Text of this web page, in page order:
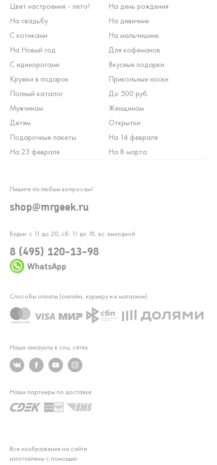
Цвет настроения - лето!
На день рождения
На свадьбу
На девичник
С котиками
На мальчишник
На Новый год
Для кофеманов
С единорогами
Вкусные подарки
Кружки в подарок
Прикольные носки
Полный каталог
До 500 руб.
Мужчинам
Женщинам
Детям
Открытки
Подарочные пакеты
На 14 февраля
На 23 февраля
На 8 марта
Будни: с 11 до 20, сб: 11 до 18, вс: выходной
8 (495) 120-13-98
WhatsApp
Пишите по любым вопросам!
shop@mrgeek.ru
Наши аккаунты в соц. сетях
Все изображения на сайте
изготовлены с помощью
Способы оплаты (онлайн, курьеру и в магазине)
Наши партнеры по доставке